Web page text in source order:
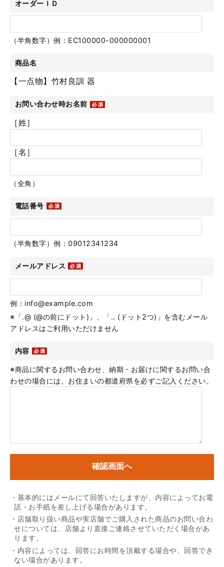
オーダーＩＤ
（半角数字）例：EC100000-000000001
商品名
【一点物】竹村良訓 器
お問い合わせ時お名前
［姓］
［名］
（全角）
電話番号
（半角数字）例：09012341234
メールアドレス
例：info@example.com
※「.@ (@の前にドット)」、「.. (ドット2つ)」を含むメール
アドレスはご利用いただけません
内容
※商品に関するお問い合わせ、納期・お届けに関するお問い合
わせの場合には、お住まいの都道府県を必ずご記入ください。
・基本的にはメールにて回答いたしますが、内容によってお電
話・お手紙を差し上げる場合があります。
・店舗取り扱い商品や実店舗でご購入された商品のお問い合わ
せについては、店舗より直接ご連絡させていただく場合があ
ります。
・内容によっては、回答にお時間を頂戴する場合や、回答でき
ない場合があります。